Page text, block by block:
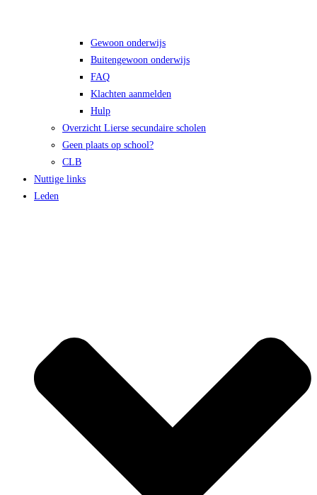
Gewoon onderwijs
Buitengewoon onderwijs
FAQ
Klachten aanmelden
Hulp
Overzicht Lierse secundaire scholen
Geen plaats op school?
CLB
Nuttige links
Leden